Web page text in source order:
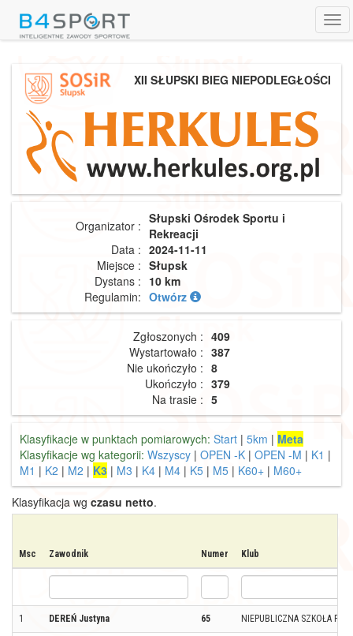
XII SŁUPSKI BIEG NIEPODLEGŁOŚCI
Organizator : Słupski Ośrodek Sportu i
Rekreacji
Data : 2024-11-11
Miejsce : Słupsk
Dystans : 10 km
Regulamin: Otwórz
Zgłoszonych : 409
Wystartowało : 387
Nie ukończyło : 8
Ukończyło : 379
Na trasie : 5
Klasyfikacje w punktach pomiarowych: Start | 5km | Meta
Klasyfikacje wg kategorii: Wszyscy | OPEN -K | OPEN -M | K1 |
M1 | K2 | M2 | K3 | M3 | K4 | M4 | K5 | M5 | K60+ | M60+
Klasyfikacja wg czasu netto.
Msc Zawodnik Numer Klub
1 DEREŃ Justyna 65 NIEPUBLICZNA SZKOŁA